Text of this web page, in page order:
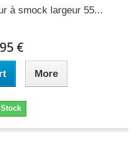
à smock largeur 55...
€
More
Stock